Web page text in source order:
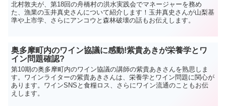
北村敦夫が、第18回の舟橋村の洪水実践会でマネージャーを務め
た、漁業の玉井真史さんについて紹介します！玉井真史さんが山梨基
準や上市学、さらにアンコウと森林破壊の話もお伝えします。
奥多摩町内のワイン協議に感動!紫貴あきが栄養学とワ
イン問題確認?
第10期の奥多摩町内のワイン協議の講師の紫貴あきさんを熟思しま
す。ワインライターの紫貴あきさんは、栄養学とワイン問題に関心が
あります。ワインSNSと食糧ロス、さらにワイン流通のこともお伝
えします。